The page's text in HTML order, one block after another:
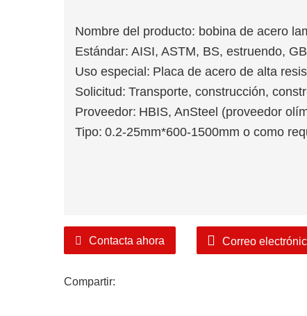
Nombre del producto: bobina de acero
Estándar: AISI, ASTM, BS, estruendo,
Uso especial: Placa de acero de alta
Solicitud: Transporte, construcción,
Proveedor: HBIS, AnSteel (proveedor
Tipo: 0.2-25mm*600-1500mm o como
Contacta ahora Correo
Compartir: